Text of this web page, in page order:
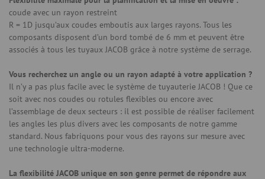
coude avec un rayon restreint
R = 1D jusqu’aux coudes emboutis aux larges rayons. Tous les
composants disposent d’un bord tombé de 6 mm et peuvent être
associés à tous les tuyaux JACOB grâce à notre système de serrage.
Vous recherchez un angle ou un rayon adapté à votre application ?
Il n’y a pas plus facile avec le système de tuyauterie JACOB ! Que ce
soit avec nos coudes ou rotules flexibles ou encore avec
l’assemblage de deux secteurs : il est possible de réaliser facilement
les angles les plus divers avec les composants de notre gamme
standard. Nous fabriquons pour vous des rayons sur mesure avec
une technologie ultra-moderne.
La flexibilité JACOB unique en son genre permet de répondre aux